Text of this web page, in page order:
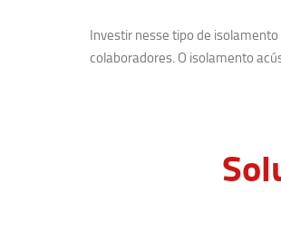
Investir nesse tipo de
colaboradores. O isolamento